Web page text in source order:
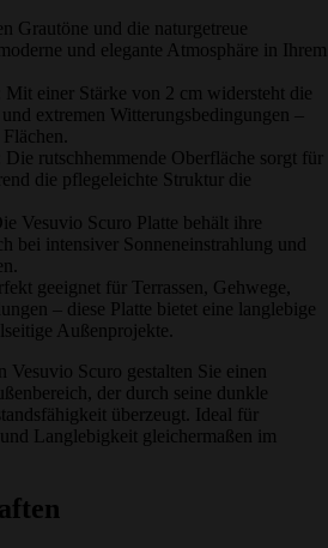
Grautöne und die naturgetreue
und elegante Atmosphäre in Ihrem
einer Stärke von 2 cm widersteht die
extremen Witterungsbedingungen –
rutschhemmende Oberfläche sorgt für
die pflegeleichte Struktur die
Vesuvio Scuro Platte behält ihre
bei intensiver Sonneneinstrahlung und
geeignet für Terrassen, Gehwege,
– diese Platte bietet eine langlebige
Außenprojekte.
Vesuvio Scuro gestalten Sie einen
der durch seine dunkle
überzeugt. Ideal für
Langlebigkeit gleichermaßen im